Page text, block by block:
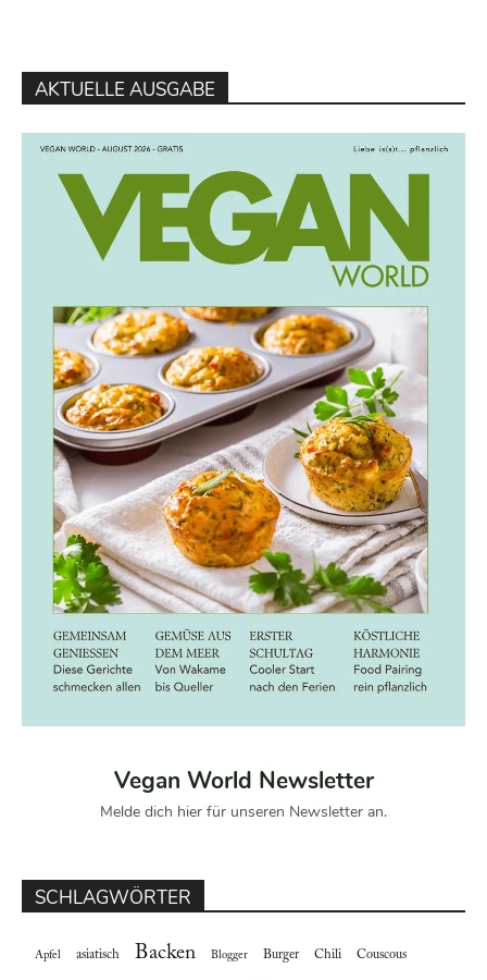
AKTUELLE AUSGABE
Vegan World Newsletter
Melde dich hier für unseren Newsletter an.
SCHLAGWÖRTER
Apfel asiatisch Backen Blogger Burger Chili Couscous